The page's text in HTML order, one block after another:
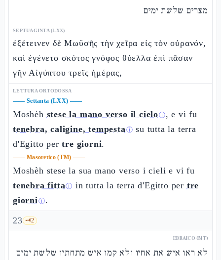
מצרים שלשת ימים
SEPTUAGINTA (LXX)
ἐξέτεινεν δὲ Μωϋσῆς τὴν χεῖρα εἰς τὸν οὐρανόν,
καὶ ἐγένετο σκότος γνόφος θύελλα ἐπὶ πᾶσαν
γῆν Αἰγύπτου τρεῖς ἡμέρας,
LETTURA ORTODOSSA
—— Settanta (LXX) ——
Moshèh stese la mano verso il cieloⓘ, e vi fu
tenebra, caligine, tempestaⓘ su tutta la terra
d'Egitto pertre giorni.
—— Masoretico (TM) ——
Moshèh stese la sua mano verso i cieli e vi fu
tenebra fittaⓘ in tutta la terra d'Egitto per tre
giorniⓘ.
23 🗝️2
EBRAICO (MT)
לא ראו איש את אחיו ולא קמו איש מתחתיו שלשת ימים